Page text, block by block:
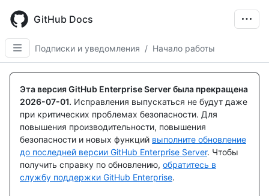
main
content
GitHub Docs
Подписки и уведомления / Начало работы
Эта версия GitHub Enterprise Server была прекращена
2026-07-01. Исправления выпускаться не будут даже
при критических проблемах безопасности. Для
повышения производительности, повышения
безопасности и новых функций выполните обновление
до последней версии GitHub Enterprise Server. Чтобы
получить справку по обновлению, обратитесь в
службу поддержки GitHub Enterprise.